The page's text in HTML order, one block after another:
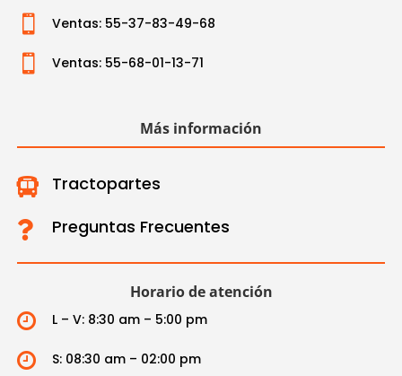
 Ventas: 55-37-83-49-68
 Ventas: 55-68-01-13-71
Más información
 Tractopartes
 Preguntas Frecuentes
Horario de atención
 L – V: 8:30 am – 5:00 pm
 S: 08:30 am – 02:00 pm